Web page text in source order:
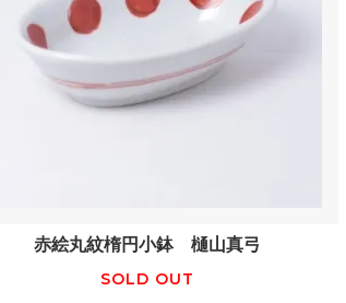
赤絵丸紋楕円小鉢 樋山真弓
SOLD OUT